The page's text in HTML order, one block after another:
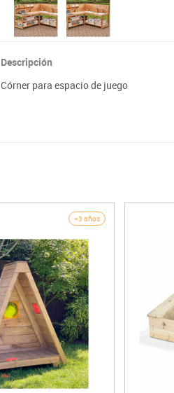
Descripción
Córner para espacio de juego
+3 años